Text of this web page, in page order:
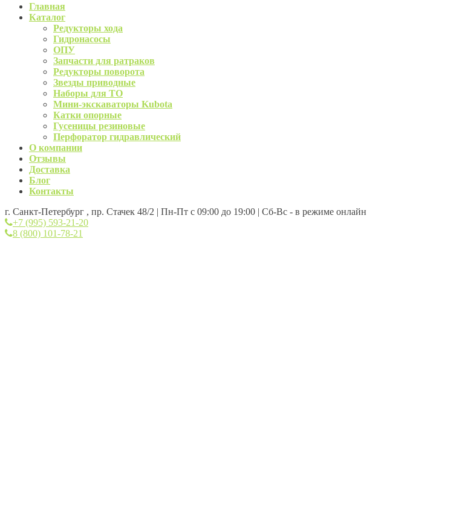
Главная
Каталог
Редукторы хода
Гидронасосы
ОПУ
Запчасти для ратраков
Редукторы поворота
Звезды приводные
Наборы для ТО
Мини-экскаваторы Kubota
Катки опорные
Гусеницы резиновые
Перфоратор гидравлический
О компании
Отзывы
Доставка
Блог
Контакты
г. Санкт-Петербург , пр. Стачек 48/2 | Пн-Пт с 09:00 до 19:00 | Сб-Вс - в режиме онлайн
+7 (995) 593-21-20
8 (800) 101-78-21